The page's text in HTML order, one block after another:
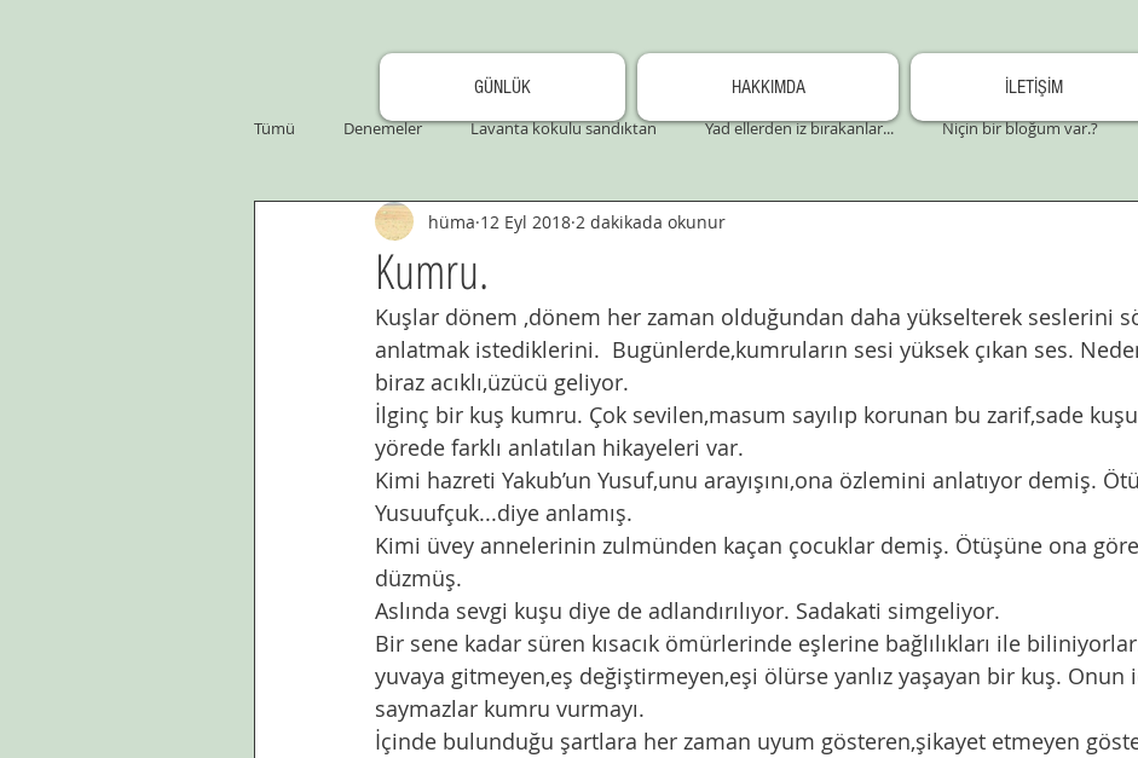
GÜNLÜK HAKKIMDA
İLETİŞİM
Tümü
Denemeler Lavanta kokulu sandıktan Yad ellerden iz bırakanlar... Niçin bir bloğum var.?
Kumru.
hüma 12 Eyl 2018 2 dakikada okunur
Kuşlar dönem ,dönem her zaman olduğundan daha yükselterek seslerini
anlatmak istediklerini.  Bugünlerde,kumruların sesi yüksek çıkan ses.
biraz acıklı,üzücü geliyor.
İlginç bir kuş kumru. Çok sevilen,masum sayılıp korunan bu zarif,sade
yörede farklı anlatılan hikayeleri var.
Kimi hazreti Yakub’un Yusuf,unu arayışını,ona özlemini anlatıyor demiş.
Yusuufçuk...diye anlamış.
Kimi üvey annelerinin zulmünden kaçan çocuklar demiş. Ötüşüne ona
düzmüş.
Aslında sevgi kuşu diye de adlandırılıyor. Sadakati simgeliyor.
Bir sene kadar süren kısacık ömürlerinde eşlerine bağlılıkları ile
yuvaya gitmeyen,eş değiştirmeyen,eşi ölürse yanlız yaşayan bir kuş. Onun
saymazlar kumru vurmayı.
İçinde bulunduğu şartlara her zaman uyum gösteren,şikayet etmeyen